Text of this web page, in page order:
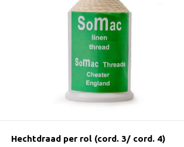
Hechtdraad per rol (cord. 3/ cord. 4)